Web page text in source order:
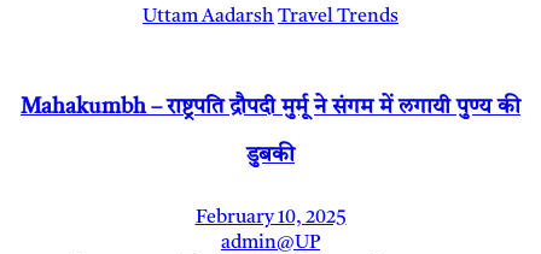
Uttam AadarshTravel Trends
Mahakumbh – राष्ट्रपति द्रौपदी मुर्मू ने संगम में लगायी पुण्य की
डुबकी
February 10, 2025
admin@UP